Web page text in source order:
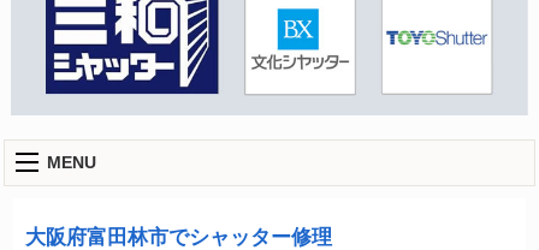
MENU
大阪府富田林市でシャッター修理